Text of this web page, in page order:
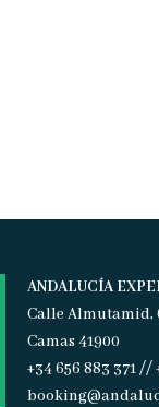
ANDALUCÍA
Calle Almutamid,
Camas 41900
+34 656 883 371 //